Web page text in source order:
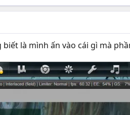
biết là mình ấn vào cái gì mà